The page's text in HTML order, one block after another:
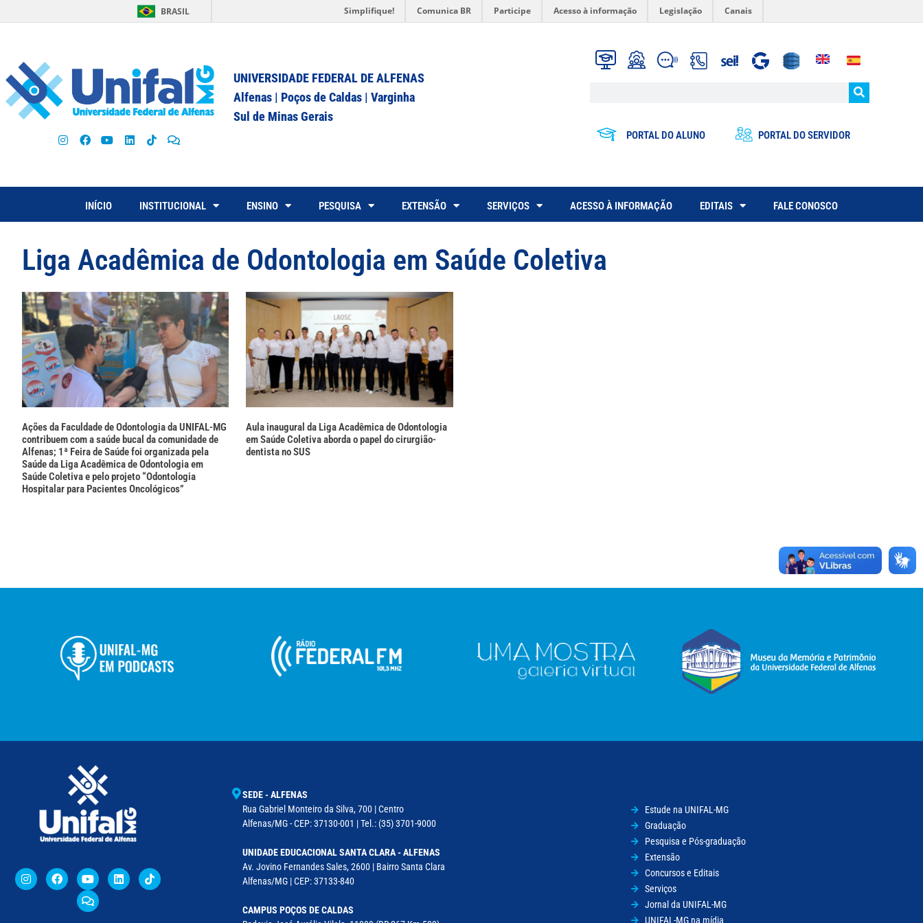
BRASIL Simplifique! Comunica BR Participe Acesso à informação Legislação Canais
UNIVERSIDADE FEDERAL DE ALFENAS
Alfenas | Poços de Caldas | Varginha
Sul de Minas Gerais
PORTAL DO ALUNO PORTAL DO SERVIDOR
INÍCIO INSTITUCIONAL ENSINO PESQUISA EXTENSÃO SERVIÇOS ACESSO À INFORMAÇÃO EDITAIS FALE CONOSCO
Liga Acadêmica de Odontologia em Saúde Coletiva
Ações da Faculdade de Odontologia da UNIFAL-MG
contribuem com a saúde bucal da comunidade de
Alfenas; 1ª Feira de Saúde foi organizada pela
Saúde da Liga Acadêmica de Odontologia em
Saúde Coletiva e pelo projeto “Odontologia
Hospitalar para Pacientes Oncológicos”
Aula inaugural da Liga Acadêmica de Odontologia
em Saúde Coletiva aborda o papel do cirurgião-
dentista no SUS
SEDE - ALFENAS
Rua Gabriel Monteiro da Silva, 700 | Centro
Alfenas/MG - CEP: 37130-001 | Tel.: (35) 3701-9000
UNIDADE EDUCACIONAL SANTA CLARA - ALFENAS
Av. Jovino Fernandes Sales, 2600 | Bairro Santa Clara
Alfenas/MG | CEP: 37133-840
CAMPUS POÇOS DE CALDAS
Estude na UNIFAL-MG
Graduação
Pesquisa e Pós-graduação
Extensão
Concursos e Editais
Serviços
Jornal da UNIFAL-MG
UNIFAL-MG na mídia